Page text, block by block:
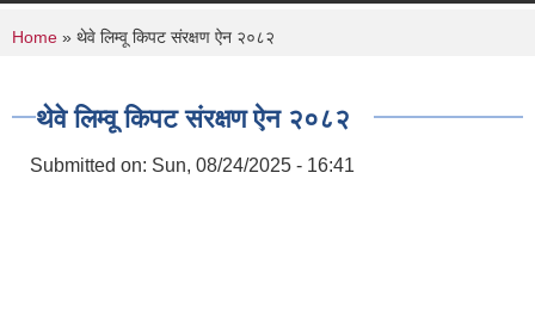
You are here
Home » थेवे लिम्वू किपट संरक्षण ऐन २०८२
थेवे लिम्वू किपट संरक्षण ऐन २०८२
Submitted on: Sun, 08/24/2025 - 16:41